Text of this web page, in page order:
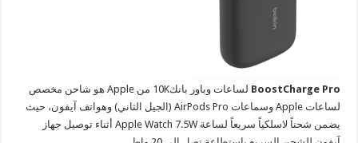
BoostCharge Proلساعات وباور بانك
10K من Apple هو شاحن مخصص
لساعات Apple وسماعات AirPods Pro (الجيل الثاني) وهواتف آيفون، حيث
يضمن شحناً لاسلكياً سريعاً لساعة Apple Watch 7.5W أثناء توصيل جهاز